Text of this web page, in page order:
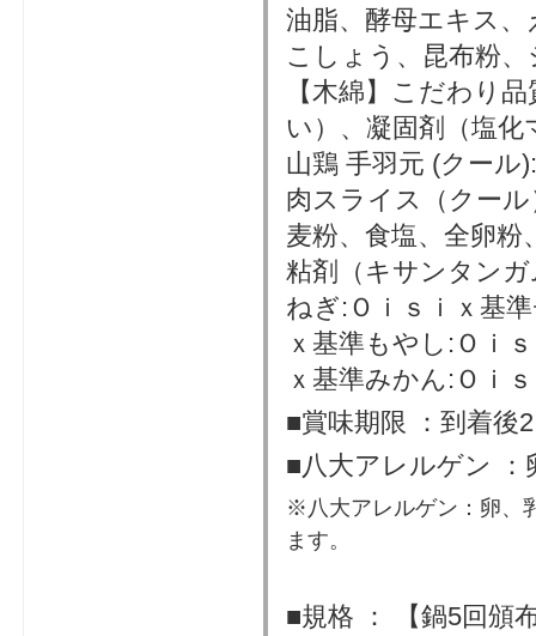
油脂、酵母エキス
こしょう、昆布粉
【木綿】こだわり
い）、凝固剤（塩
山鶏 手羽元 (クール
肉スライス（クー
麦粉、食塩、全卵粉
粘剤（キサンタン
ねぎ:Ｏｉｓｉｘ基
ｘ基準もやし:Ｏｉ
ｘ基準みかん:Ｏｉ
■賞味期限 ：到着後
■八大アレルゲン ：
※八大アレルゲン：卵、
ます。
■規格 ： 【鍋5回頒